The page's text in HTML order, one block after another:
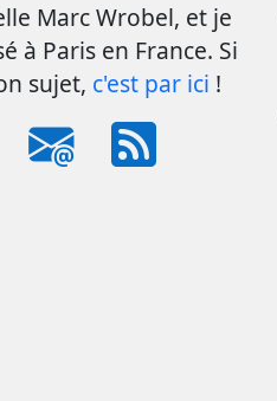
Marc Wrobel, et je
à Paris en France. Si
sujet, c'est par ici !